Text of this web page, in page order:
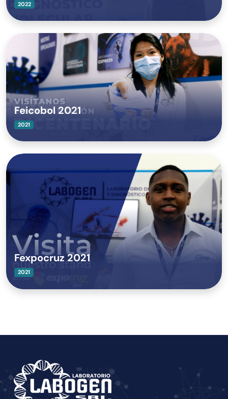
2022
Feicobol 2021
2021
Fexpocruz 2021
2021